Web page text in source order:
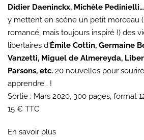
Didier Daeninckx, Michèle Pedinielli…
y mettent en scène un petit morceau
romancé, mais toujours inspiré !) des
libertaires d‘Émile Cottin, Germaine
Vanzetti, Miguel de Almereyda,
Parsons, etc. 20 nouvelles pour
apprendre… !
Sortie : Mars 2020, 300 pages, format
15 € TTC
En savoir plus